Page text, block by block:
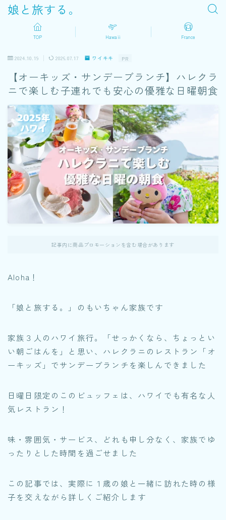
娘と旅する。
TOP Hawaii France
2024.10.19 2026.07.17 ワイキキ PR
【オーキッズ・サンデーブランチ】ハレクラ
ニで楽しむ子連れでも安心の優雅な日曜朝食
記事内に商品プロモーションを含む場合があります
Aloha！
「娘と旅する。」のもいちゃん家族です
家族３人のハワイ旅行。「せっかくなら、ちょっとい
い朝ごはんを」と思い、ハレクラニのレストラン「オ
ーキッズ」でサンデーブランチを楽しんできました
日曜日限定のこのビュッフェは、ハワイでも有名な人
気レストラン！
味・雰囲気・サービス、どれも申し分なく、家族でゆ
ったりとした時間を過ごせました
この記事では、実際に１歳の娘と一緒に訪れた時の様
子を交えながら詳しくご紹介します